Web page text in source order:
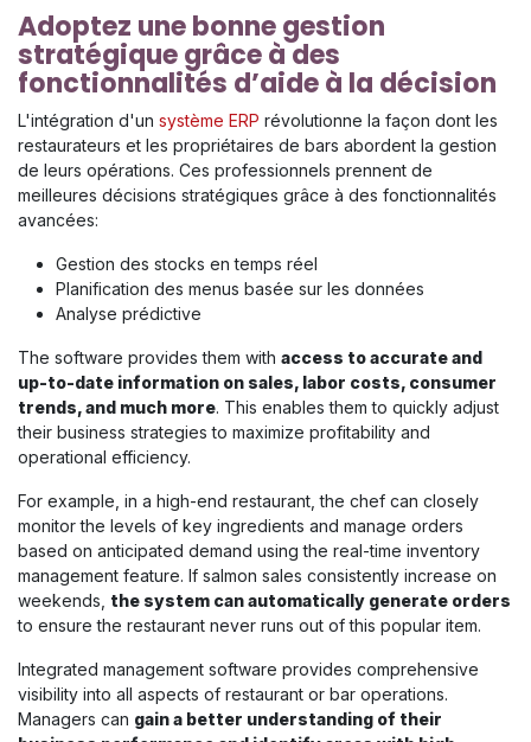
Adoptez une bonne gestion
stratégique grâce à des
fonctionnalités d’aide à la décision
L'intégration d'un système ERP révolutionne la façon dont les
restaurateurs et les propriétaires de bars abordent la gestion
de leurs opérations. Ces professionnels prennent de
meilleures décisions stratégiques grâce à des fonctionnalités
avancées:
Gestion des stocks en temps réel
Planification des menus basée sur les données
Analyse prédictive
The software provides them with access to accurate and
up-to-date information on sales, labor costs, consumer
trends, and much more. This enables them to quickly adjust
their business strategies to maximize profitability and
operational efficiency.
For example, in a high-end restaurant, the chef can closely
monitor the levels of key ingredients and manage orders
based on anticipated demand using the real-time inventory
management feature. If salmon sales consistently increase on
weekends, the system can automatically generate orders
to ensure the restaurant never runs out of this popular item.
Integrated management software provides comprehensive
visibility into all aspects of restaurant or bar operations.
Managers can gain a better understanding of their